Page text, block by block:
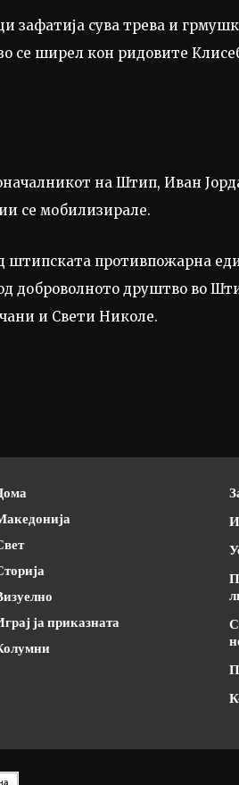
зафатија сува трева и
се ширел кон ридовите
на Штип, Иван
се мобилизирале.
штипската противпожарна
доброволното друштво во
и Свети Николе.
ја приказната